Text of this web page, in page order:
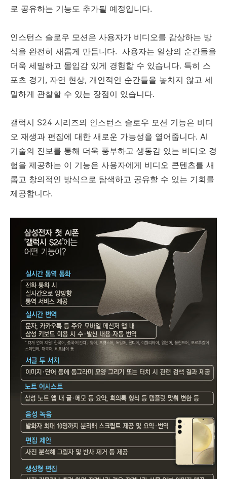
로 공유하는 기능도 추가될 예정입니다.
인스턴스 슬로우 모션은 사용자가 비디오를 감상하는 방
식을 완전히 새롭게 만듭니다. 사용자는 일상의 순간들을
더욱 세밀하고 몰입감 있게 경험할 수 있습니다. 특히 스
포츠 경기, 자연 현상, 개인적인 순간들을 놓치지 않고 세
밀하게 관찰할 수 있는 장점이 있습니다.
갤럭시 S24 시리즈의 인스턴스 슬로우 모션 기능은 비디
오 재생과 편집에 대한 새로운 가능성을 열어줍니다. AI
기술의 진보를 통해 더욱 풍부하고 생동감 있는 비디오 경
험을 제공하는 이 기능은 사용자에게 비디오 콘텐츠를 새
롭고 창의적인 방식으로 탐색하고 공유할 수 있는 기회를
제공합니다.